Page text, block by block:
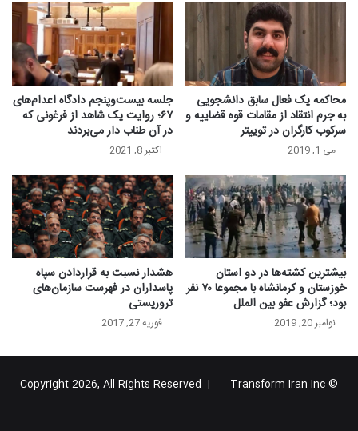
محاکمه یک فعال سابق دانشجویی
به جرم انتقاد از مقامات قوه قضاییه و
سرکوب کارگران در توییتر
می 1, 2019
جلسه بیست‌و‌پنجم دادگاه اعدام‌های
۶۷؛ روایت یک شاهد از فرغونی که
در آن طناب دار می‌بردند
اکتبر 8, 2021
بیشترین کشته‌ها در دو استان
خوزستان و کرمانشاه با مجموعا ۷۰ نفر
بود؛ گزارش عفو بین الملل
نوامبر 20, 2019
هشدار نسبت به قراردادن سپاه
پاسداران در فهرست سازمان‌های
تروریستی
فوریه 27, 2017
© Copyright 2026, All Rights Reserved |
Transform Iran Inc